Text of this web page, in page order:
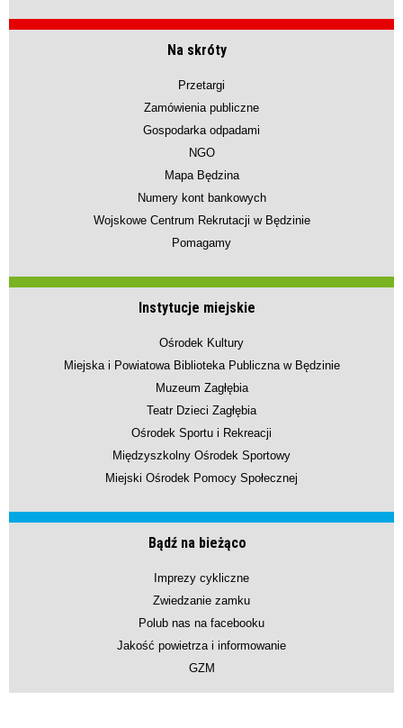
Na skróty
Przetargi
Zamówienia publiczne
Gospodarka odpadami
NGO
Mapa Będzina
Numery kont bankowych
Wojskowe Centrum Rekrutacji w Będzinie
Pomagamy
Instytucje miejskie
Ośrodek Kultury
Miejska i Powiatowa Biblioteka Publiczna w Będzinie
Muzeum Zagłębia
Teatr Dzieci Zagłębia
Ośrodek Sportu i Rekreacji
Międzyszkolny Ośrodek Sportowy
Miejski Ośrodek Pomocy Społecznej
Bądź na bieżąco
Imprezy cykliczne
Zwiedzanie zamku
Polub nas na facebooku
Jakość powietrza i informowanie
GZM